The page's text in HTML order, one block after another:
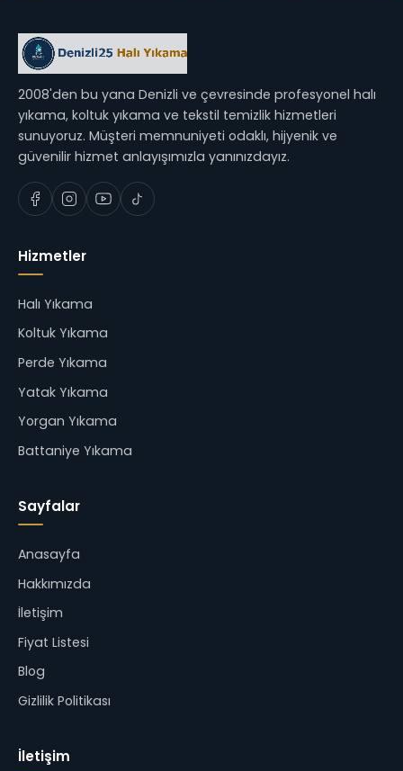
2008'den bu yana Denizli ve çevresinde profesyonel halı
yıkama, koltuk yıkama ve tekstil temizlik hizmetleri
sunuyoruz. Müşteri memnuniyeti odaklı, hijyenik ve
güvenilir hizmet anlayışımızla yanınızdayız.
Hizmetler
Halı Yıkama
Koltuk Yıkama
Perde Yıkama
Yatak Yıkama
Yorgan Yıkama
Battaniye Yıkama
Sayfalar
Anasayfa
Hakkımızda
İletişim
Fiyat Listesi
Blog
Gizlilik Politikası
İletişim